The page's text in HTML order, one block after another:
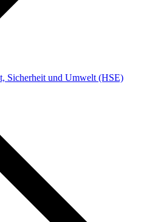
Sicherheit und Umwelt (HSE)